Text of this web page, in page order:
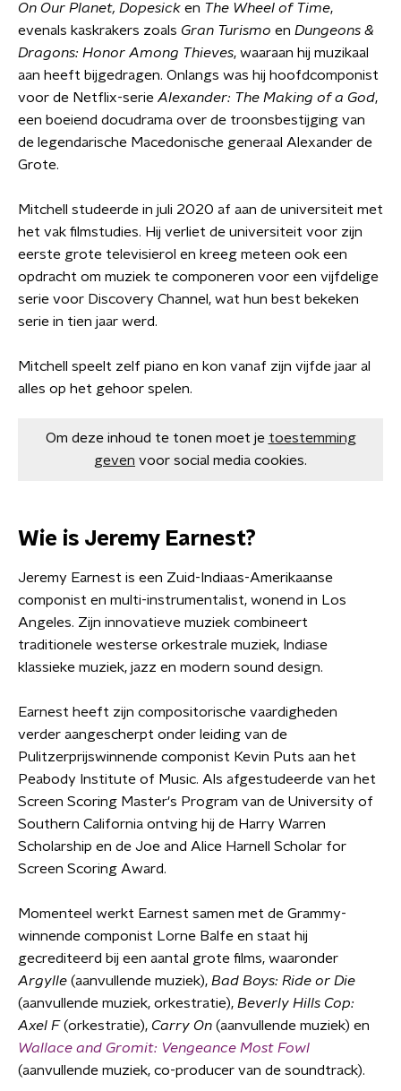
On Our Planet, Dopesick en The Wheel of Time,
evenals kaskrakers zoals Gran Turismo en Dungeons &
Dragons: Honor Among Thieves, waaraan hij muzikaal
aan heeft bijgedragen. Onlangs was hij hoofdcomponist
voor de Netflix-serie Alexander: The Making of a God,
een boeiend docudrama over de troonsbestijging van
de legendarische Macedonische generaal Alexander de
Grote.
Mitchell studeerde in juli 2020 af aan de universiteit met
het vak filmstudies. Hij verliet de universiteit voor zijn
eerste grote televisierol en kreeg meteen ook een
opdracht om muziek te componeren voor een vijfdelige
serie voor Discovery Channel, wat hun best bekeken
serie in tien jaar werd.
Mitchell speelt zelf piano en kon vanaf zijn vijfde jaar al
alles op het gehoor spelen.
Om deze inhoud te tonen moet je toestemming
geven voor social media cookies.
Wie is Jeremy Earnest?
Jeremy Earnest is een Zuid-Indiaas-Amerikaanse
componist en multi-instrumentalist, wonend in Los
Angeles. Zijn innovatieve muziek combineert
traditionele westerse orkestrale muziek, Indiase
klassieke muziek, jazz en modern sound design.
Earnest heeft zijn compositorische vaardigheden
verder aangescherpt onder leiding van de
Pulitzerprijswinnende componist Kevin Puts aan het
Peabody Institute of Music. Als afgestudeerde van het
Screen Scoring Master's Program van de University of
Southern California ontving hij de Harry Warren
Scholarship en de Joe and Alice Harnell Scholar for
Screen Scoring Award.
Momenteel werkt Earnest samen met de Grammy-
winnende componist Lorne Balfe en staat hij
gecrediteerd bij een aantal grote films, waaronder
Argylle (aanvullende muziek), Bad Boys: Ride or Die
(aanvullende muziek, orkestratie), Beverly Hills Cop:
Axel F(orkestratie), Carry On (aanvullende muziek) en
Wallace and Gromit: Vengeance Most Fowl
(aanvullende muziek, co-producer van de soundtrack).